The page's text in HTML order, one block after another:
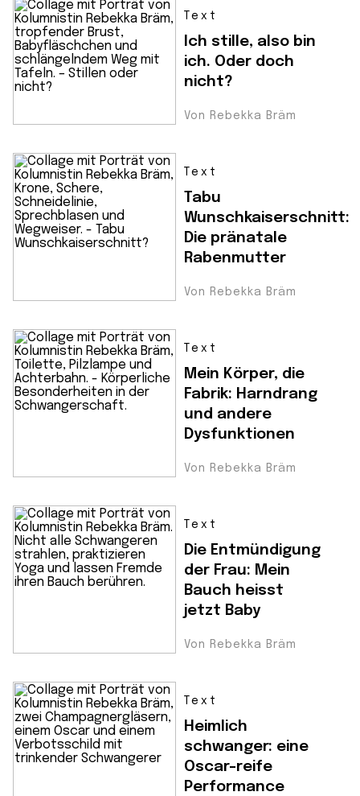
Text
Ich stille, also bin
ich. Oder doch
nicht?
Von Rebekka Bräm
Text
Tabu
Wunschkaiserschnitt:
Die pränatale
Rabenmutter
Von Rebekka Bräm
Text
Mein Körper, die
Fabrik: Harndrang
und andere
Dysfunktionen
Von Rebekka Bräm
Text
Die Entmündigung
der Frau: Mein
Bauch heisst
jetzt Baby
Von Rebekka Bräm
Text
Heimlich
schwanger: eine
Oscar-reife
Performance